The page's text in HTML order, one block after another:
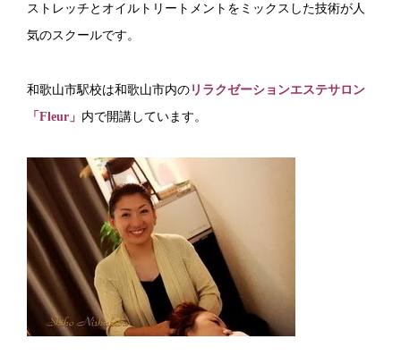
ストレッチとオイルトリートメントをミックスした技術が人
気のスクールです。
和歌山市駅校は和歌山市内の リラクゼーションエステサロン
「Fleur」 内で開講しています。